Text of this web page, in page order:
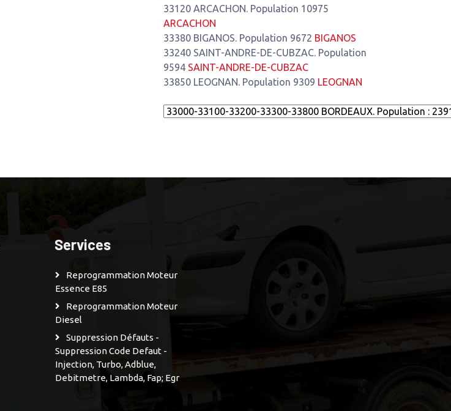
33120 ARCACHON. Population 10975
ARCACHON
33380 BIGANOS. Population 9672 BIGANOS
33240 SAINT-ANDRE-DE-CUBZAC. Population
9594 SAINT-ANDRE-DE-CUBZAC
33850 LEOGNAN. Population 9309 LEOGNAN
Services
Reprogrammation Moteur
Essence E85
Reprogrammation Moteur
Diesel
Suppression Défauts -
Suppression Code Defaut -
Injection, Turbo, Adblue,
Debitmetre, Lambda, Fap; Egr